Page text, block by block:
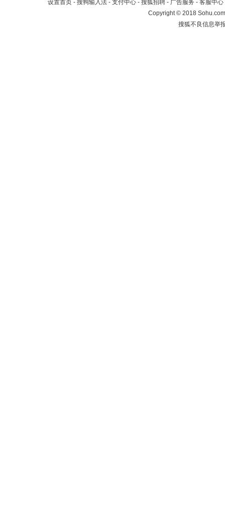
设置首页 - 搜狗输入法 - 支付中心 - 搜狐招聘 - 广告服务 - 客服中心
Copyright©2018
搜狐不良信息举